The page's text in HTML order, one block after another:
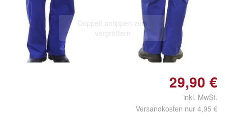
Doppelt antippen zum
vergrößern
29,90 €
inkl. MwSt.
Versandkosten nur 4,95 €